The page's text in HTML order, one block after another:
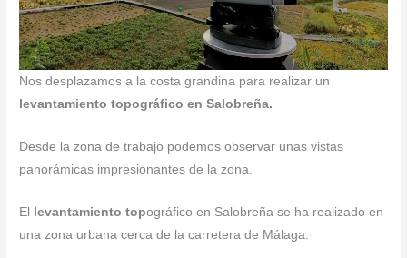
Nos desplazamos a la costa grandina para realizar un
levantamiento topográfico en Salobreña.
Desde la zona de trabajo podemos observar unas vistas
panorámicas impresionantes de la zona.
El levantamiento topográfico en Salobreña se ha realizado en
una zona urbana cerca de la carretera de Málaga.